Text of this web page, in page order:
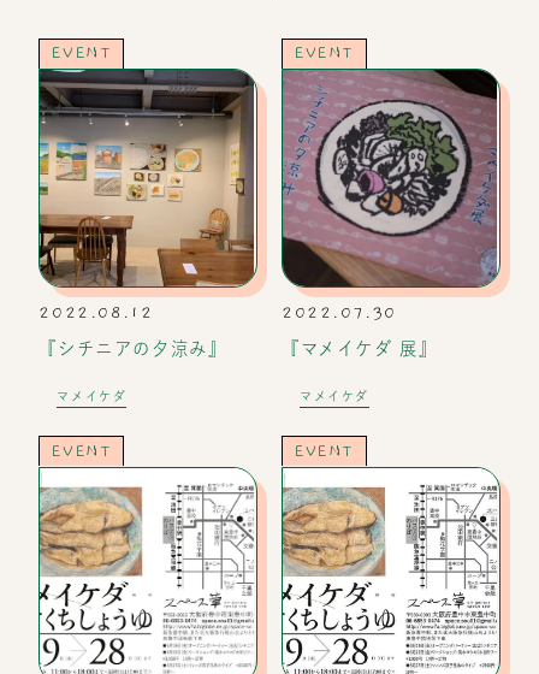
EVENT
2022.08.12
『シチニアの夕涼み』
マメイケダ
EVENT
2022.07.30
『マメイケダ 展』
マメイケダ
EVENT EVENT